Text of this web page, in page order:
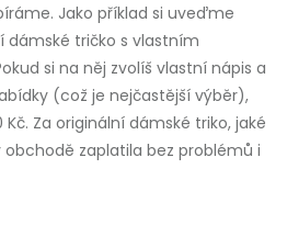
Jako příklad si uveďme
dámské tričko s vlastním
si na něj zvolíš vlastní nápis a
(což je nejčastější výběr),
Za originální dámské triko, jaké
obchodě zaplatila bez problémů i